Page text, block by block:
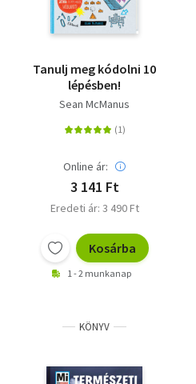
Tanulj meg kódolni 10
lépésben!
Sean McManus
Online ár:
3 141 Ft
Eredeti ár: 3 490 Ft
Kosárba
1 - 2 munkanap
KÖNYV